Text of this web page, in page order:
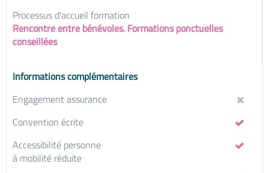
Processus d'accueil formation
Rencontre entre bénévoles. Formations ponctuelles
conseillées
Informations complémentaires
Engagement assurance
Convention écrite
Accessibilité personne
à mobilité réduite